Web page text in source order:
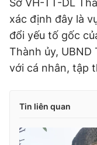
Sở VH-TT-DL
xác định đây là
đổi yếu tố gốc
Thành ủy, UBND
với cá nhân, tập
Tin liên quan